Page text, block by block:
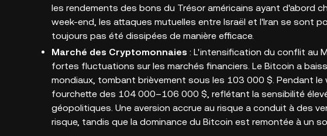
les rendements des bons du Trésor américains ayant d'abord
week-end, les attaques mutuelles entre Israël et l'Iran se sont
toujours pas été dissipées de manière efficace.
Marché des Cryptomonnaies : L'intensification du conflit au
fortes fluctuations sur les marchés financiers. Le Bitcoin a
mondiaux, tombant brièvement sous les 103 000 $. Pendant le
fourchette des 104 000–106 000 $, reflétant la sensibilité
géopolitiques. Une aversion accrue au risque a conduit à des
risque, tandis que la dominance du Bitcoin est remontée à un